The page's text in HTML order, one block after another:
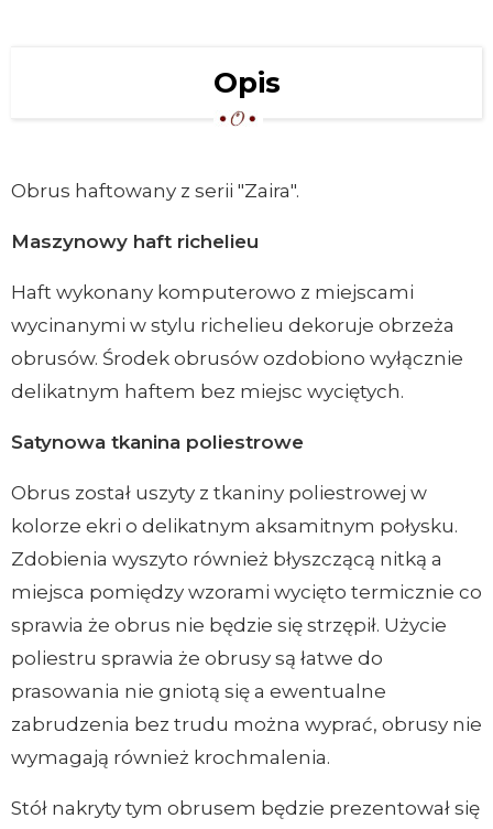
Opis
Obrus haftowany z serii "Zaira".
Maszynowy haft richelieu
Haft wykonany komputerowo z miejscami
wycinanymi w stylu richelieu dekoruje obrzeża
obrusów. Środek obrusów ozdobiono wyłącznie
delikatnym haftem bez miejsc wyciętych.
Satynowa tkanina poliestrowe
Obrus został uszyty z tkaniny poliestrowej w
kolorze ekri o delikatnym aksamitnym połysku.
Zdobienia wyszyto również błyszczącą nitką a
miejsca pomiędzy wzorami wycięto termicznie co
sprawia że obrus nie będzie się strzępił. Użycie
poliestru sprawia że obrusy są łatwe do
prasowania nie gniotą się a ewentualne
zabrudzenia bez trudu można wyprać, obrusy nie
wymagają również krochmalenia.
Stół nakryty tym obrusem będzie prezentował się